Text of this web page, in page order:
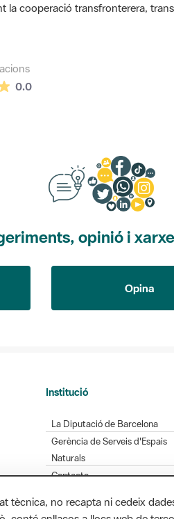
la cooperació transfronterera,
0.0La mitjana de les valoracions
opinió i
Opina
Institució
La Diputació de Barcelona
Gerència de Serveis d'Espais
Naturals
Contacte
tècnica, no recapta ni cedeix